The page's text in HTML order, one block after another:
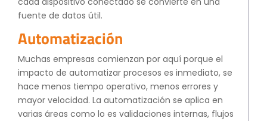
fuente de datos útil.
Automatización
Muchas empresas comienzan por aquí porque el
impacto de automatizar procesos es inmediato, se
hace menos tiempo operativo, menos errores y
mayor velocidad. La automatización se aplica en
varias áreas como lo es validaciones internas, flujos